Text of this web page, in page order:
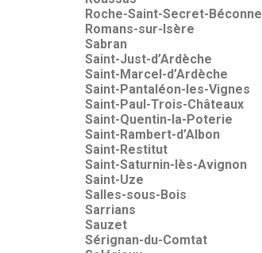
Roche-Saint-Secret-Béconne
Romans-sur-Isère
Sabran
Saint-Just-d’Ardèche
Saint-Marcel-d’Ardèche
Saint-Pantaléon-les-Vignes
Saint-Paul-Trois-Châteaux
Saint-Quentin-la-Poterie
Saint-Rambert-d’Albon
Saint-Restitut
Saint-Saturnin-lès-Avignon
Saint-Uze
Salles-sous-Bois
Sarrians
Sauzet
Sérignan-du-Comtat